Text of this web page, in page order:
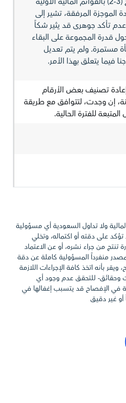
الموجزة المرفقة، تشير إلى
تأكد جوهرى قد يثير شكاً
قدرة المجموعة على البقاء
مستمرة. ولم يتم تعديل
فيما يتعلق بهذا الأمر.
تصنيف بعض الأرقام
إن وجدت، لتتوافق مع طريقة
للفترة الحالية.
ولا تداول السعودية أي مسؤولية
على دقته أو اكتماله، وتخلي
من جراء نشره، أو عن الاعتماد
منفرداً المسؤولية كاملة عن دقة
بأنه اتخذ كافة الإجراءات اللازمة
وحقائق- للتحقق عدم وجود أي
في الإفصاح قد يتسبب إغفالها في
غير دقيق